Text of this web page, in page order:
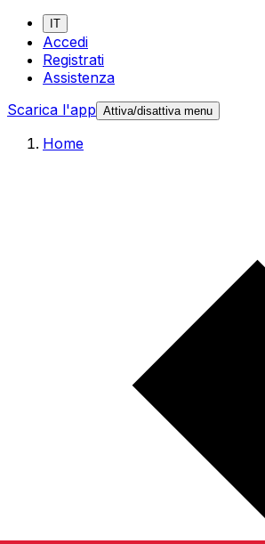
IT
Accedi
Registrati
Assistenza
Scarica l'app Attiva/disattiva menu
Home